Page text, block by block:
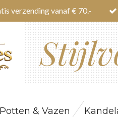
verzending vanaf € 70.-
Potten & Vazen